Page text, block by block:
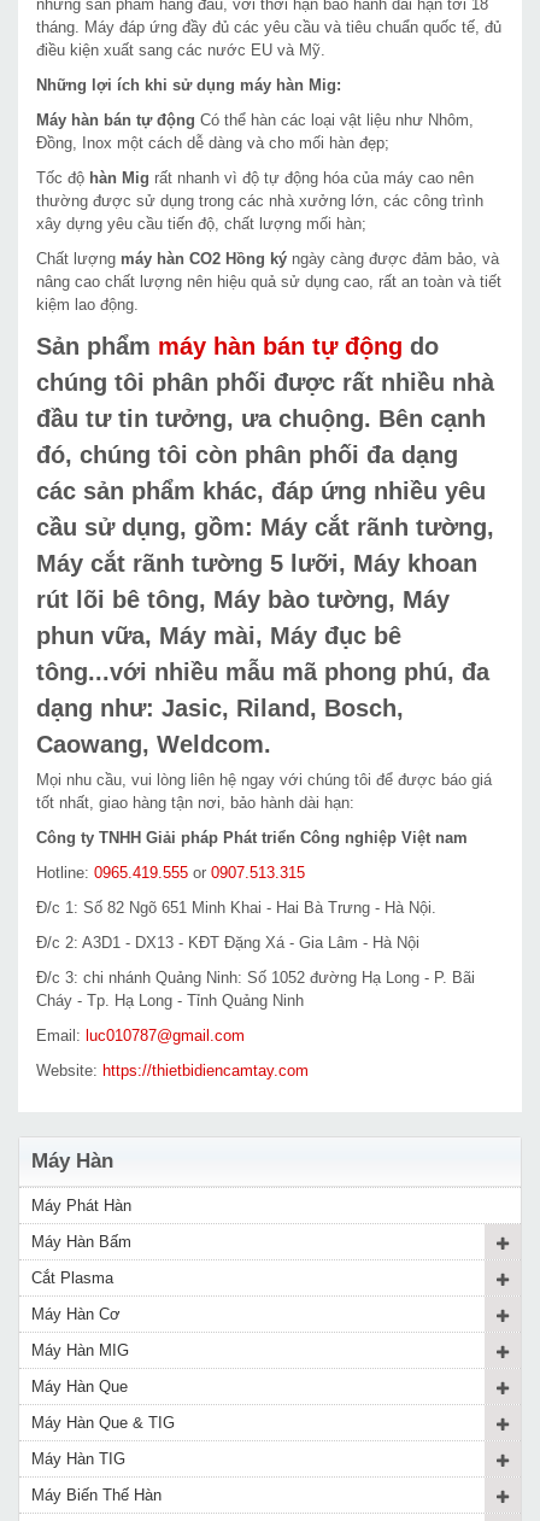
những sản phẩm hàng đầu, với thời hạn bảo hành dài hạn tới 18
tháng. Máy đáp ứng đầy đủ các yêu cầu và tiêu chuẩn quốc tế, đủ
điều kiện xuất sang các nước EU và Mỹ.
Những lợi ích khi sử dụng máy hàn Mig:
Máy hàn bán tự động Có thể hàn các loại vật liệu như Nhôm,
Đồng, Inox một cách dễ dàng và cho mối hàn đẹp;
Tốc độ hàn Mig rất nhanh vì độ tự động hóa của máy cao nên
thường được sử dụng trong các nhà xưởng lớn, các công trình
xây dựng yêu cầu tiến độ, chất lượng mối hàn;
Chất lượng máy hàn CO2 Hồng ký ngày càng được đảm bảo, và
nâng cao chất lượng nên hiệu quả sử dụng cao, rất an toàn và tiết
kiệm lao động.
Sản phẩm máy hàn bán tự động do
chúng tôi phân phối được rất nhiều nhà
đầu tư tin tưởng, ưa chuộng. Bên cạnh
đó, chúng tôi còn phân phối đa dạng
các sản phẩm khác, đáp ứng nhiều yêu
cầu sử dụng, gồm: Máy cắt rãnh tường,
Máy cắt rãnh tường 5 lưỡi, Máy khoan
rút lõi bê tông, Máy bào tường, Máy
phun vữa, Máy mài, Máy đục bê
tông...với nhiều mẫu mã phong phú, đa
dạng như: Jasic, Riland, Bosch,
Caowang, Weldcom.
Mọi nhu cầu, vui lòng liên hệ ngay với chúng tôi để được báo giá
tốt nhất, giao hàng tận nơi, bảo hành dài hạn:
Công ty TNHH Giải pháp Phát triển Công nghiệp Việt nam
Hotline: 0965.419.555 or 0907.513.315
Đ/c 1: Số 82 Ngõ 651 Minh Khai - Hai Bà Trưng - Hà Nội.
Đ/c 2: A3D1 - DX13 - KĐT Đặng Xá - Gia Lâm - Hà Nội
Đ/c 3: chi nhánh Quảng Ninh: Số 1052 đường Hạ Long - P. Bãi
Cháy - Tp. Hạ Long - Tỉnh Quảng Ninh
Email: luc010787@gmail.com
Website: https://thietbidiencamtay.com
Máy Hàn
Máy Phát Hàn
Máy Hàn Bấm
Cắt Plasma
Máy Hàn Cơ
Máy Hàn MIG
Máy Hàn Que
Máy Hàn Que & TIG
Máy Hàn TIG
Máy Biến Thế Hàn